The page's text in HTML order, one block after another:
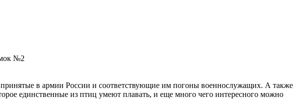
в армии России и соответствующие им погоны военнослужащих. А также
единственные из птиц умеют плавать, и еще много чего интересного можно